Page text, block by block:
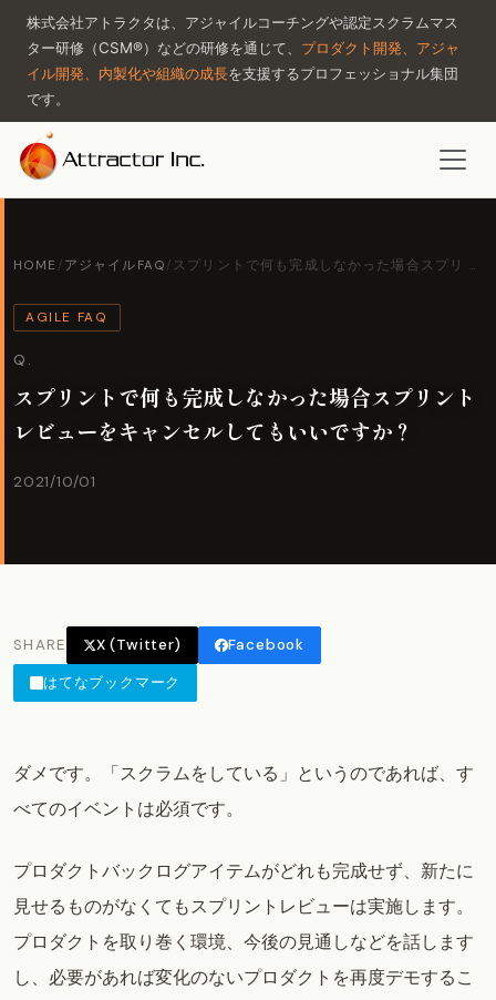
株式会社アトラクタは、アジャイルコーチングや認定スクラムマス
ター研修（CSM®）などの研修を通じて、 プロダクト開発、アジャ
イル開発、内製化や組織の成長を支援するプロフェッショナル集団
です。
HOME / アジャイルFAQ / スプリントで何も完成しなかった場合スプリ …
AGILE FAQ
Q.
スプリントで何も完成しなかった場合スプリント
レビューをキャンセルしてもいいですか？
2021/10/01
SHARE X (Twitter)
Facebook
はてなブックマーク
ダメです。「スクラムをしている」というのであれば、す
べてのイベントは必須です。
プロダクトバックログアイテムがどれも完成せず、新たに
見せるものがなくてもスプリントレビューは実施します。
プロダクトを取り巻く環境、今後の見通しなどを話します
し、必要があれば変化のないプロダクトを再度デモするこ